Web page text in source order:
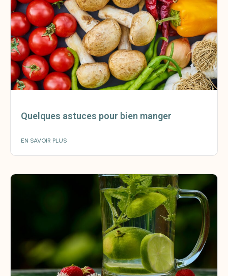
Quelques astuces pour bien manger
EN SAVOIR PLUS